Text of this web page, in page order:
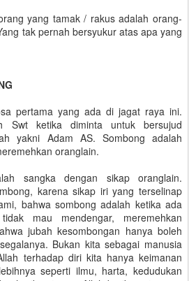
yang tamak / rakus adalah orang-
tak pernah bersyukur atas apa yang
pertama yang ada di jagat raya ini.
Swt ketika diminta untuk bersujud
yakni Adam AS. Sombong adalah
oranglain.
sangka dengan sikap oranglain.
karena sikap iri yang terselinap
bahwa sombong adalah ketika ada
mau mendengar, meremehkan
jubah kesombongan hanya boleh
Bukan kita sebagai manusia
terhadap diri kita hanya keimanan
seperti ilmu, harta, kedudukan